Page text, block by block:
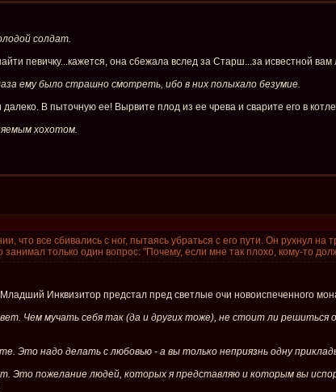
солдат.
певичку...кажется, она сбежала вслед за Старш...за исвестной вам
ему было страшно смотреть, ибо в них полыхало безумие.
далеко. В пыточную ее! Вырвите плод из ее чрева и сварите его в
хохотом.
что все сбивались с ног, пытаясь убраться с его пути. Он рухнул
занимал только один вопрос: "Почему, если мне так плохо, кому-то
Инквизитор предстал пред светлые очи новоиспеченного
Чем мучать себя так (да и других тоже), не стоит ли решиться
Это надо делать с любовью - а вы только неприязнь одну
Это пожелание людей, которых я представляю и которым вы